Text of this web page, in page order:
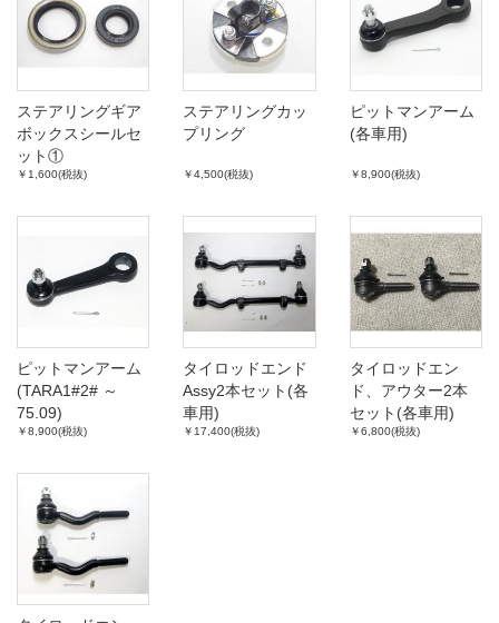
ステアリングギア
ボックスシールセ
ット①
￥1,600(税抜)
ステアリングカッ
プリング
￥4,500(税抜)
ピットマンアーム
(各車用)
￥8,900(税抜)
ピットマンアーム
(TARA1#2# ～
75.09)
￥8,900(税抜)
タイロッドエンド
Assy2本セット(各
車用)
￥17,400(税抜)
タイロッドエン
ド、アウター2本
セット(各車用)
￥6,800(税抜)